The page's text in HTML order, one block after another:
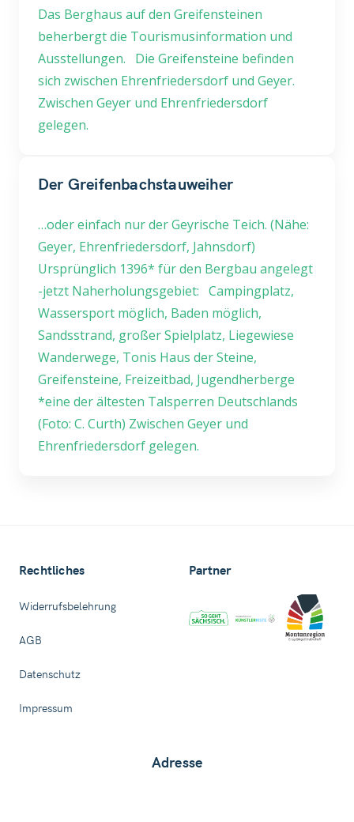
Das Berghaus auf den Greifensteinen
beherbergt die Tourismusinformation und
Ausstellungen. Die Greifensteine befinden
sich zwischen Ehrenfriedersdorf und Geyer.
Zwischen Geyer und Ehrenfriedersdorf
gelegen.
Der Greifenbachstauweiher
…oder einfach nur der Geyrische Teich. (Nähe:
Geyer, Ehrenfriedersdorf, Jahnsdorf)
Ursprünglich 1396* für den Bergbau angelegt
-jetzt Naherholungsgebiet: Campingplatz,
Wassersport möglich, Baden möglich,
Sandsstrand, großer Spielplatz, Liegewiese
Wanderwege, Tonis Haus der Steine,
Greifensteine, Freizeitbad, Jugendherberge
*eine der ältesten Talsperren Deutschlands
(Foto: C. Curth) Zwischen Geyer und
Ehrenfriedersdorf gelegen.
Adresse
Rechtliches
Widerrufsbelehrung
AGB
Datenschutz
Impressum
Partner